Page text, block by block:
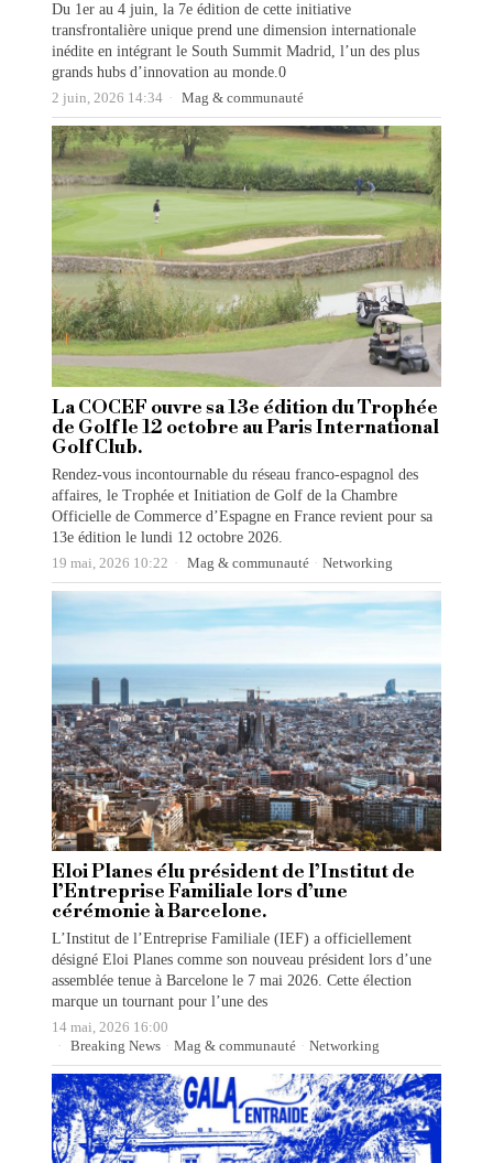
Du 1er au 4 juin, la 7e édition de cette initiative
transfrontalière unique prend une dimension internationale
inédite en intégrant le South Summit Madrid, l’un des plus
grands hubs d’innovation au monde.0
2 juin, 2026 14:34 Mag & communauté
La COCEF ouvre sa 13e édition du Trophée
de Golf le 12 octobre au Paris International
Golf Club.
Rendez-vous incontournable du réseau franco-espagnol des
affaires, le Trophée et Initiation de Golf de la Chambre
Officielle de Commerce d’Espagne en France revient pour sa
13e édition le lundi 12 octobre 2026.
19 mai, 2026 10:22 Mag & communauté · Networking
Eloi Planes élu président de l’Institut de
l’Entreprise Familiale lors d’une
cérémonie à Barcelone.
L’Institut de l’Entreprise Familiale (IEF) a officiellement
désigné Eloi Planes comme son nouveau président lors d’une
assemblée tenue à Barcelone le 7 mai 2026. Cette élection
marque un tournant pour l’une des
14 mai, 2026 16:00
Breaking News · Mag & communauté · Networking